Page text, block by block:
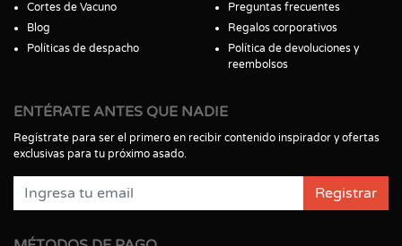
Cortes de Vacuno
Blog
Políticas de despacho
Preguntas frecuentes
Regalos corporativos
Política de devoluciones y
reembolsos
ENTÉRATE ANTES QUE NADIE
Regístrate para ser el primero en recibir contenido inspirador y ofertas
exclusivas para tu próximo asado.
Registrar